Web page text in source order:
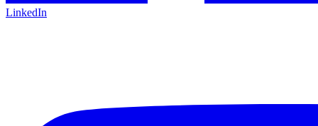
LinkedIn